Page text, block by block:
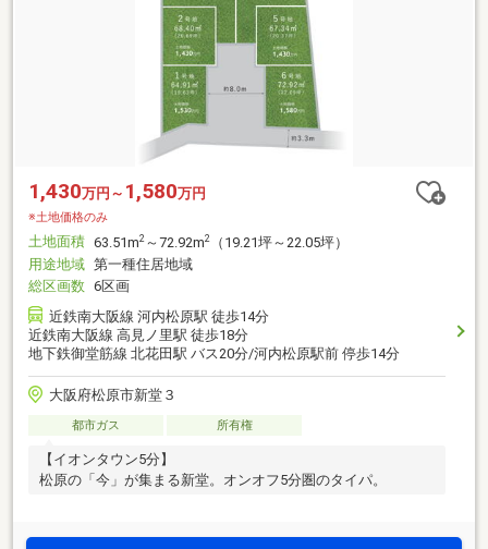
1,430万円～ 1,580万円
※土地価格のみ
土地面積 63.51m2 ～72.92m2
（19.21坪～22.05坪）
用途地域 第一種住居地域
総区画数 6区画
近鉄南大阪線 河内松原駅 徒歩14分
近鉄南大阪線 高見ノ里駅 徒歩18分
地下鉄御堂筋線 北花田駅 バス20分/河内松原駅前 停歩14分
大阪府松原市新堂３
都市ガス 所有権
【イオンタウン5分】
松原の「今」が集まる新堂。オンオフ5分圏のタイパ。